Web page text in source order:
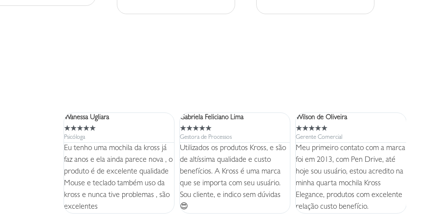
Wanessa Ugliara
★★★★★
Psicóloga
Eu tenho uma mochila da kross já
faz anos e ela ainda parece nova , o
produto é de excelente qualidade
Mouse e teclado também uso da
kross e nunca tive problemas , são
excelentes
Gabriela Feliciano Lima
★★★★★
Gestora de Processos
Utilizados os produtos Kross, e são
de altíssima qualidade e custo
benefícios. A Kross é uma marca
que se importa com seu usuário.
Sou cliente, e indico sem dúvidas
😍
Wilson de Oliveira
★★★★★
Gerente Comercial
Meu primeiro contato com a marca
foi em 2013, com Pen Drive, até
hoje sou usuário, estou acredito na
minha quarta mochila Kross
Elegance, produtos com excelente
relação custo benefício.